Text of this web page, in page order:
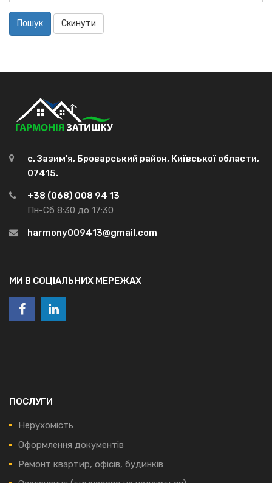
Пошук Скинути
с. Зазим'я, Броварський район, Київської области,
07415.
+38 (068) 008 94 13
Пн-Сб 8:30 до 17:30
harmony009413@gmail.com
МИ В СОЦІАЛЬНИХ МЕРЕЖАХ
ПОСЛУГИ
Нерухомість
Оформлення документів
Ремонт квартир, офісів, будинків